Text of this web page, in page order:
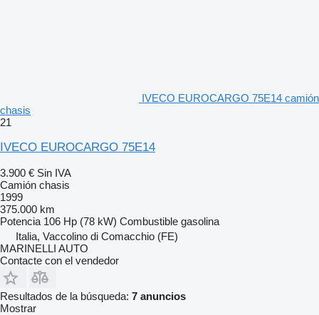
IVECO EUROCARGO 75E14 camión
chasis
21
IVECO EUROCARGO 75E14
3.900 € Sin IVA
Camión chasis
1999
375.000 km
Potencia 106 Hp (78 kW) Combustible gasolina
Italia, Vaccolino di Comacchio (FE)
MARINELLI AUTO
Contacte con el vendedor
Resultados de la búsqueda: 7 anuncios
Mostrar